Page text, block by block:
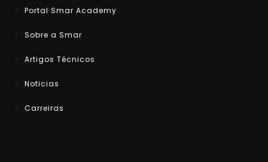
Portal Smar Academy
Sobre a Smar
Artigos Técnicos
Noticias
Carreiras